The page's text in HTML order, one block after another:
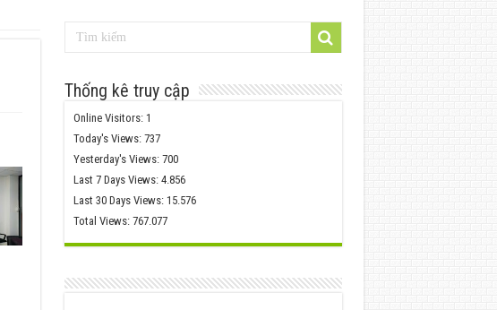
Thống kê truy cập
Online Visitors: 1
Today's Views: 737
Yesterday's Views: 700
Last 7 Days Views: 4.856
Last 30 Days Views: 15.576
Total Views: 767.077